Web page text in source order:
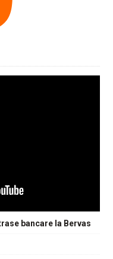
bancare la Bervas